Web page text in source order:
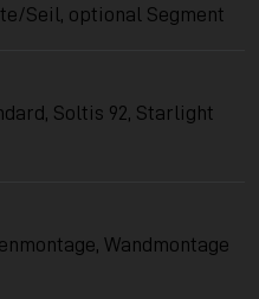
Seil, optional Segment
Soltis 92, Starlight
Wandmontage